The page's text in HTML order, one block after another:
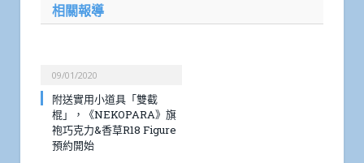
相關報導
09/01/2020
附送實用小道具「雙截
棍」，《NEKOPARA》旗
袍巧克力&香草R18 Figure
預約開始